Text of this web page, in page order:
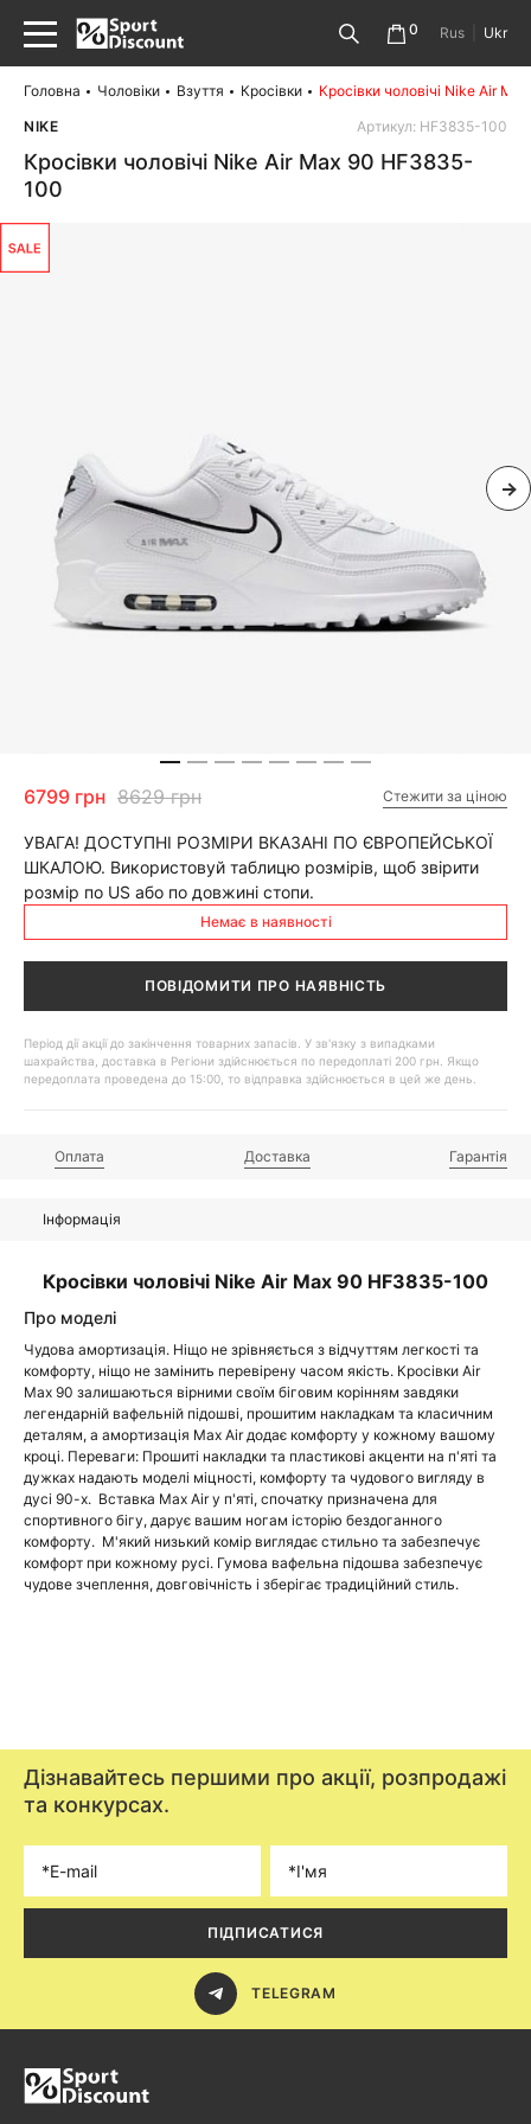
0 Rus Ukr
Головна Чоловіки Взуття Кросівки
Кросівки чоловічі Nike Air
NIKE
Артикул: HF3835-100
Кросівки чоловічі Nike Air Max 90 HF3835-
100
6799 грн 8629 грн Стежити за ціною
УВАГА! ДОСТУПНІ РОЗМІРИ ВКАЗАНІ ПО ЄВРОПЕЙСЬКОЇ
ШКАЛОЮ. Використовуй таблицю розмірів, щоб звірити
розмір по US або по довжині стопи.
Немає в наявності
ПОВІДОМИТИ ПРО НАЯВНІСТЬ
Період дії акції до закінчення товарних запасів. У зв'язку з випадками
шахрайства, доставка в Регіони здійснюється по передоплаті 200 грн. Якщо
передоплата проведена до 15:00, то відправка здійснюється в цей же день.
Оплата Доставка Гарантія
Інформація
Кросівки чоловічі Nike Air Max 90 HF3835-100
Про моделі
Чудова амортизація. Ніщо не зрівняється з відчуттям легкості та
комфорту, ніщо не замінить перевірену часом якість. Кросівки Air
Max 90 залишаються вірними своїм біговим корінням завдяки
легендарній вафельній підошві, прошитим накладкам та класичним
деталям, а амортизація Max Air додає комфорту у кожному вашому
кроці. Переваги: Прошиті накладки та пластикові акценти на п'яті та
дужках надають моделі міцності, комфорту та чудового вигляду в
дусі 90-х. Вставка Max Air у п'яті, спочатку призначена для
спортивного бігу, дарує вашим ногам історію бездоганного
комфорту. М'який низький комір виглядає стильно та забезпечує
комфорт при кожному русі. Гумова вафельна підошва забезпечує
чудове зчеплення, довговічність і зберігає традиційний стиль.
Дізнавайтесь першими про акції, розпродажі
та конкурсах.
ПІДПИСАТИСЯ
TELEGRAM